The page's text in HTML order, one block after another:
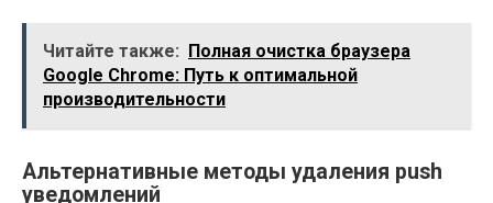
Читайте также: Полная очистка браузера
Google Chrome: Путь к оптимальной
производительности
Альтернативные методы удаления push
уведомлений